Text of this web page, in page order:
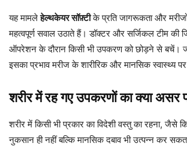
यह मामलेहेल्थकेयर सॉफ़्टीके प्रति जागरूकता और
महत्वपूर्ण सवाल उठाते हैं। डॉक्टर और सर्जिकल टीम की
ऑपरेशन के दौरान किसी भी उपकरण को छोड़ने से बचें।
इसका प्रभाव मरीज के शारीरिक और मानसिक स्वास्थ्य
शरीर में रह गए उपकरणों का क्या असर
शरीर में किसी भी प्रकार का विदेशी वस्तु का रहना, जैसे
नुकसान ही नहीं बल्कि मानसिक दबाव भी उत्पन्न कर